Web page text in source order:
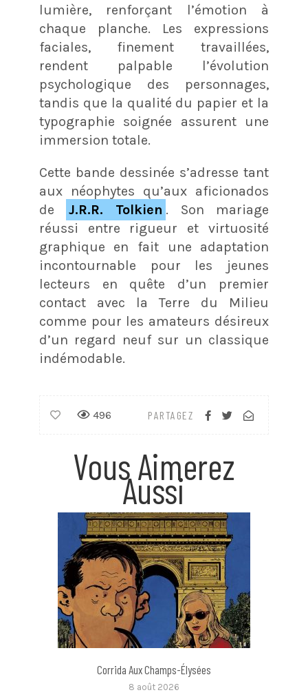
lumière, renforçant l’émotion à
chaque planche. Les expressions
faciales, finement travaillées,
rendent palpable l’évolution
psychologique des personnages,
tandis que la qualité du papier et la
typographie soignée assurent une
immersion totale.
Cette bande dessinée s’adresse tant
aux néophytes qu’aux aficionados
de
J.R.R. Tolkien . Son mariage
réussi entre rigueur et virtuosité
graphique en fait une adaptation
incontournable pour les jeunes
lecteurs en quête d’un premier
contact avec la Terre du Milieu
comme pour les amateurs désireux
d’un regard neuf sur un classique
indémodable.
PARTAGEZ
496
Vous Aimerez
Aussi
Corrida Aux Champs-Élysées
8 août 2026